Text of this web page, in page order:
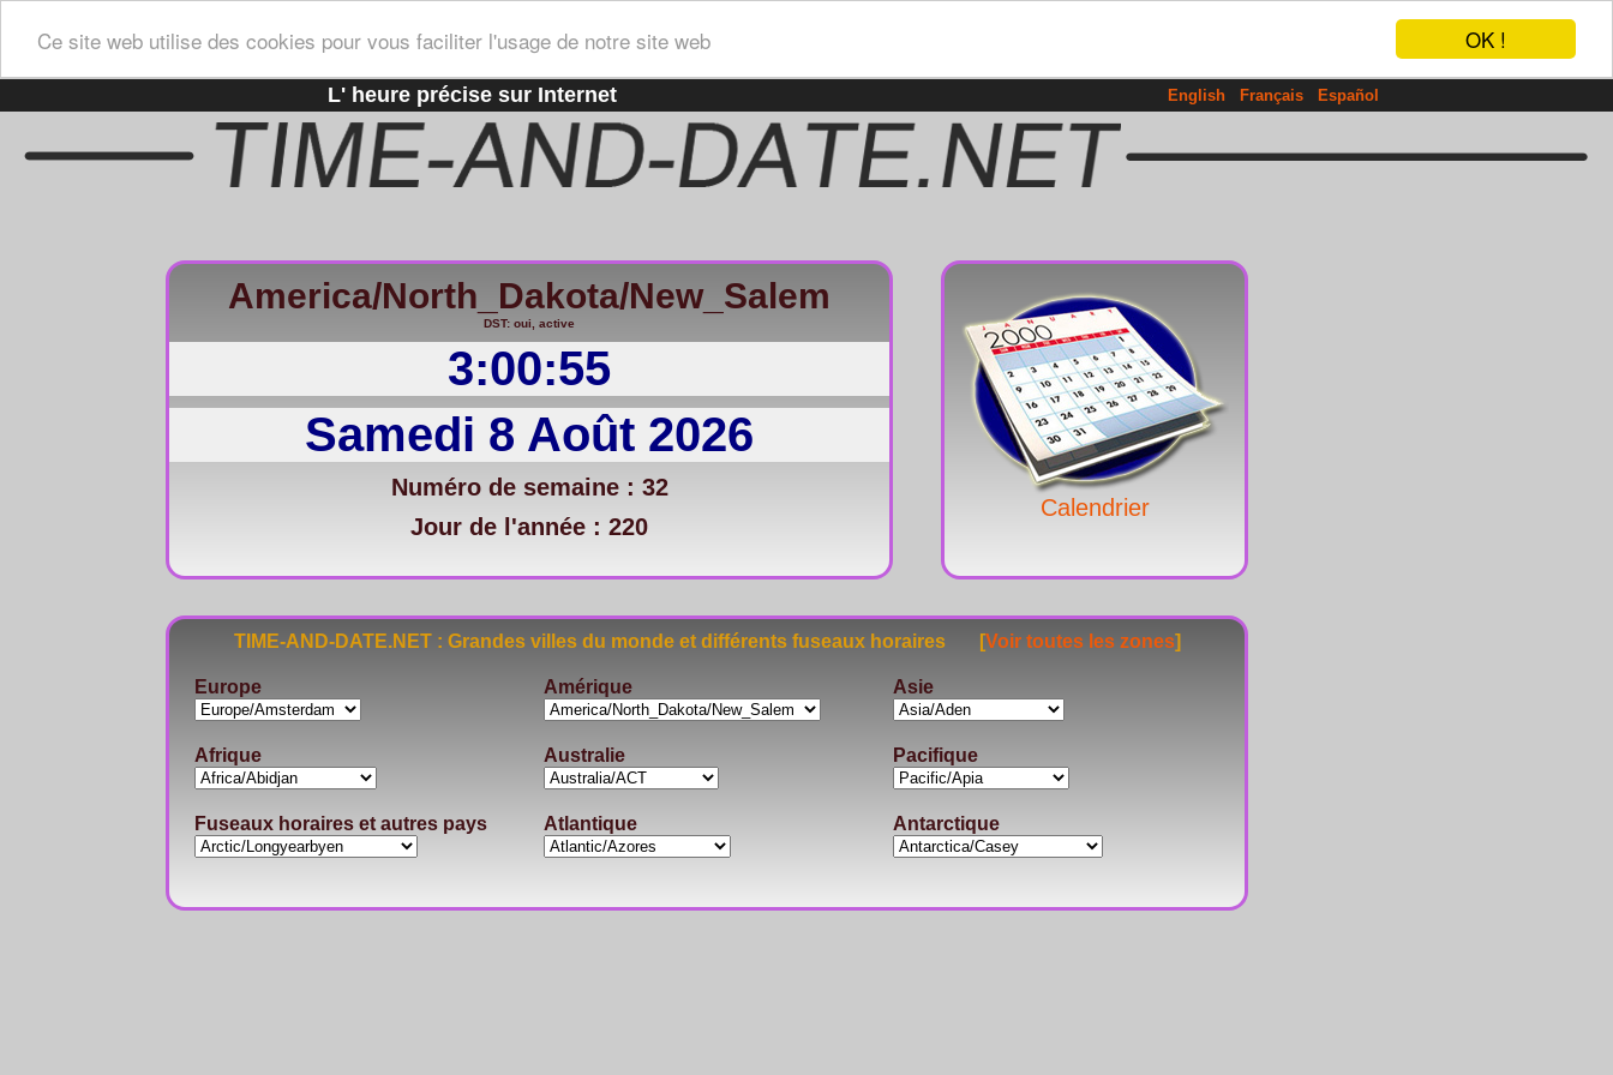
OK !
Ce site web utilise des cookies pour vous faciliter l'usage de notre site web
L' heure précise sur Internet English Français Español
America/North_Dakota/New_Salem
DST: oui, active
3:00:55
Samedi 8 Août 2026
Numéro de semaine : 32
Jour de l'année : 220
Calendrier
TIME-AND-DATE.NET : Grandes villes du monde et différents fuseaux horaires [Voir toutes les zones]
Europe Amérique Asie
Afrique Australie Pacifique
Fuseaux horaires et autres pays Atlantique Antarctique